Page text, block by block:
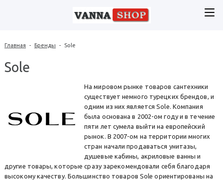
Главная - Бренды - Sole
Sole
На мировом рынке товаров сантехники
существует немного турецких брендов, и
одним из них является Sole. Компания
была основана в 2002-ом году и в течение
пяти лет сумела выйти на европейский
рынок. В 2007-ом на территории многих
стран начали продаваться унитазы,
душевые кабины, акриловые ванны и
другие товары, которые сразу зарекомендовали себя благодаря
высокому качеству. Большинство товаров Sole ориентированы на